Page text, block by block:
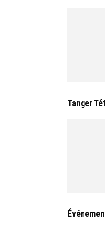
Tanger